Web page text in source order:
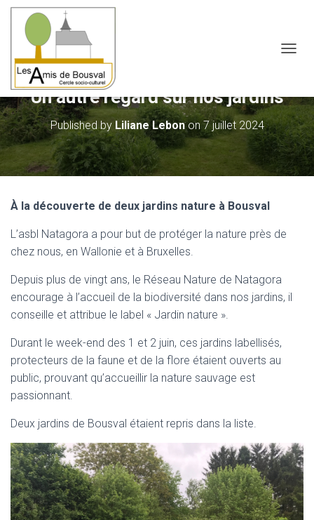
Un autre regard sur nos jardins
Published by Liliane Lebonon7 juillet 2024
À la découverte de deux jardins nature à Bousval
L’asbl Natagora a pour but de protéger la nature près de
chez nous, en Wallonie et à Bruxelles.
Depuis plus de vingt ans, le Réseau Nature de Natagora
encourage à l’accueil de la biodiversité dans nos jardins, il
conseille et attribue le label « Jardin nature ».
Durant le week-end des 1 et 2 juin, ces jardins labellisés,
protecteurs de la faune et de la flore étaient ouverts au
public, prouvant qu’accueillir la nature sauvage est
passionnant.
Deux jardins de Bousval étaient repris dans la liste.